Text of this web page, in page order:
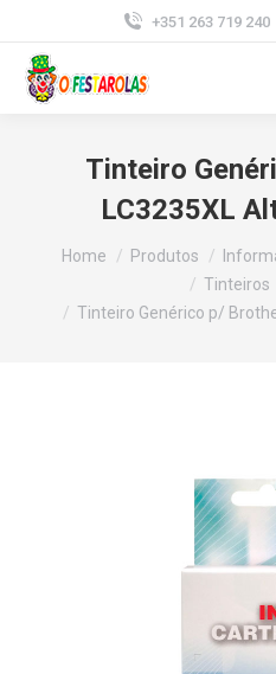
+351 263 719 240
Tinteiro
LC3235XL
You are here:
Home Produtos
Tinteiros
Tinteiro Genérico p/